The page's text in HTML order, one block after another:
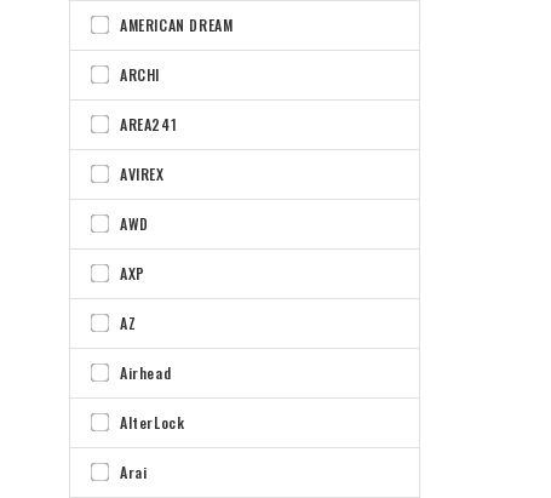
AMERICAN DREAM
ARCHI
AREA241
AVIREX
AWD
AXP
AZ
Airhead
AlterLock
Arai